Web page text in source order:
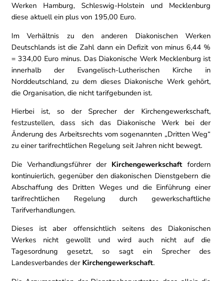
Werken Hamburg, Schleswig-Holstein und Mecklenburg
diese aktuell ein plus von 195,00 Euro.
Im Verhältnis zu den anderen Diakonischen Werken
Deutschlands ist die Zahl dann ein Defizit von minus 6,44 %
= 334,00 Euro minus. Das Diakonische Werk Mecklenburg ist
innerhalb der Evangelisch-Lutherischen Kirche in
Norddeutschland, zu dem dieses Diakonische Werk gehört,
die Organisation, die nicht tarifgebunden ist.
Hierbei ist, so der Sprecher der Kirchengewerkschaft,
festzustellen, dass sich das Diakonische Werk bei der
Änderung des Arbeitsrechts vom sogenannten „Dritten Weg“
zu einer tarifrechtlichen Regelung seit Jahren nicht bewegt.
Die Verhandlungsführer der Kirchengewerkschaftfordern
kontinuierlich, gegenüber den diakonischen Dienstgebern die
Abschaffung des Dritten Weges und die Einführung einer
tarifrechtlichen Regelung durch gewerkschaftliche
Tarifverhandlungen.
Dieses ist aber offensichtlich seitens des Diakonischen
Werkes nicht gewollt und wird auch nicht auf die
Tagesordnung gesetzt, so sagt ein Sprecher des
Landesverbandes der Kirchengewerkschaft.